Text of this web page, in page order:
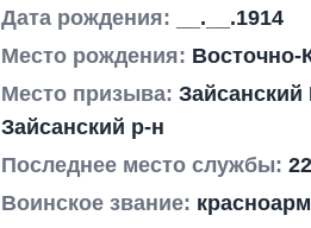
Дата рождения:
__.__.1914
Место рождения: Восточно-
Место призыва: Зайсанский
Зайсанский р-н
Последнее место службы:
Воинское звание: